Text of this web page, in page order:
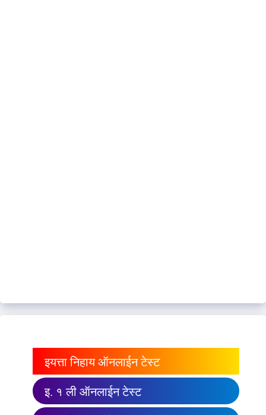
इयत्ता निहाय ऑनलाईन टेस्ट
इ. १ ली ऑनलाईन टेस्ट